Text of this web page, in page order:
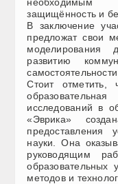
защищённость и
В заключение
предложат свои
моделирования
развитию
самостоятельности
Стоит отметить,
исследований в
«Эврика»
предоставления
науки. Она
руководящим
образовательных
методов и